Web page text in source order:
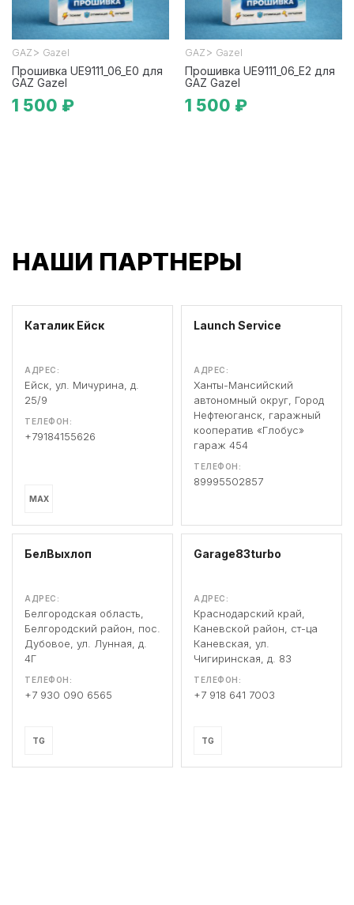
GAZ > Gazel
Прошивка UE9111_06_E0 для
GAZ Gazel
1 500 ₽
GAZ > Gazel
Прошивка UE9111_06_E2 для
GAZ Gazel
1 500 ₽
НАШИ ПАРТНЕРЫ
Каталик Ейск
АДРЕС:
Ейск, ул. Мичурина, д.
25/9
ТЕЛЕФОН:
+79184155626
MAX
Launch Service
АДРЕС:
Ханты-Мансийский
автономный округ, Город
Нефтеюганск, гаражный
кооператив «Глобус»
гараж 454
ТЕЛЕФОН:
89995502857
БелВыхлоп
АДРЕС:
Белгородская область,
Белгородский район, пос.
Дубовое, ул. Лунная, д.
4Г
ТЕЛЕФОН:
+7 930 090 6565
TG
Garage83turbo
АДРЕС:
Краснодарский край,
Каневской район, ст-ца
Каневская, ул.
Чигиринская, д. 83
ТЕЛЕФОН:
+7 918 641 7003
TG